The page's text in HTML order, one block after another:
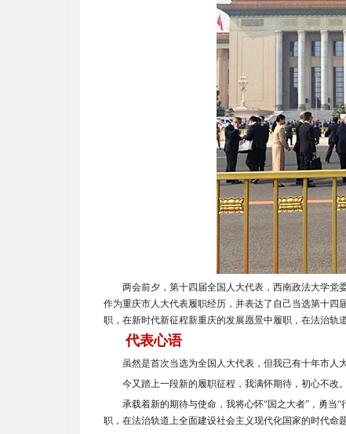
两会前夕，第十四届全国人大代表，西南政法大学党
作为重庆市人大代表履职经历，并表达了自己当选第十四
职，在新时代新征程新重庆的发展愿景中履职，在法治轨
代表心语
虽然是首次当选为全国人大代表，但我已有十年市人
今又踏上一段新的履职征程，我满怀期待，初心不改。
承载着新的期待与使命，我将心怀“国之大者”，勇当
职，在法治轨道上全面建设社会主义现代化国家的时代命题